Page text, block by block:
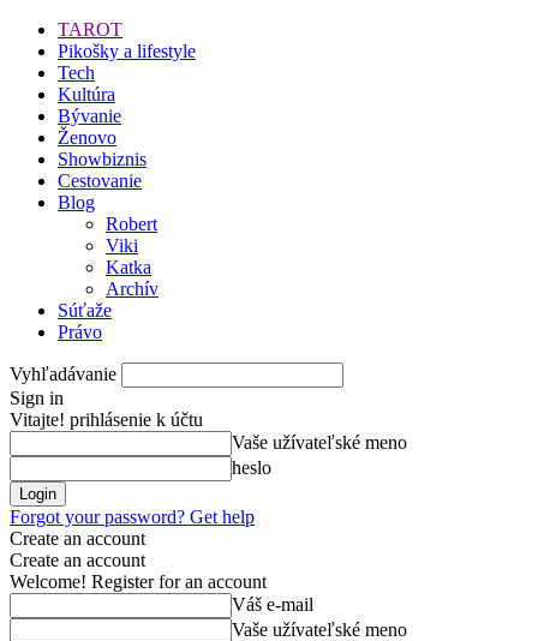
TAROT
Pikošky a lifestyle
Tech
Kultúra
Bývanie
Ženovo
Showbiznis
Cestovanie
Blog
Robert
Viki
Katka
Archív
Súťaže
Právo
Vyhľadávanie
Sign in
Vitajte! prihlásenie k účtu
Vaše užívateľské meno
heslo
Forgot your password? Get help
Create an account
Create an account
Welcome! Register for an account
Váš e-mail
Vaše užívateľské meno